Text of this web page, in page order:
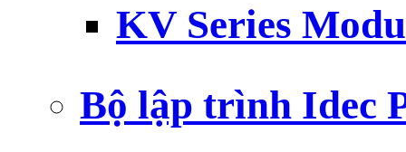
KV Series
Bộ lập trình Idec